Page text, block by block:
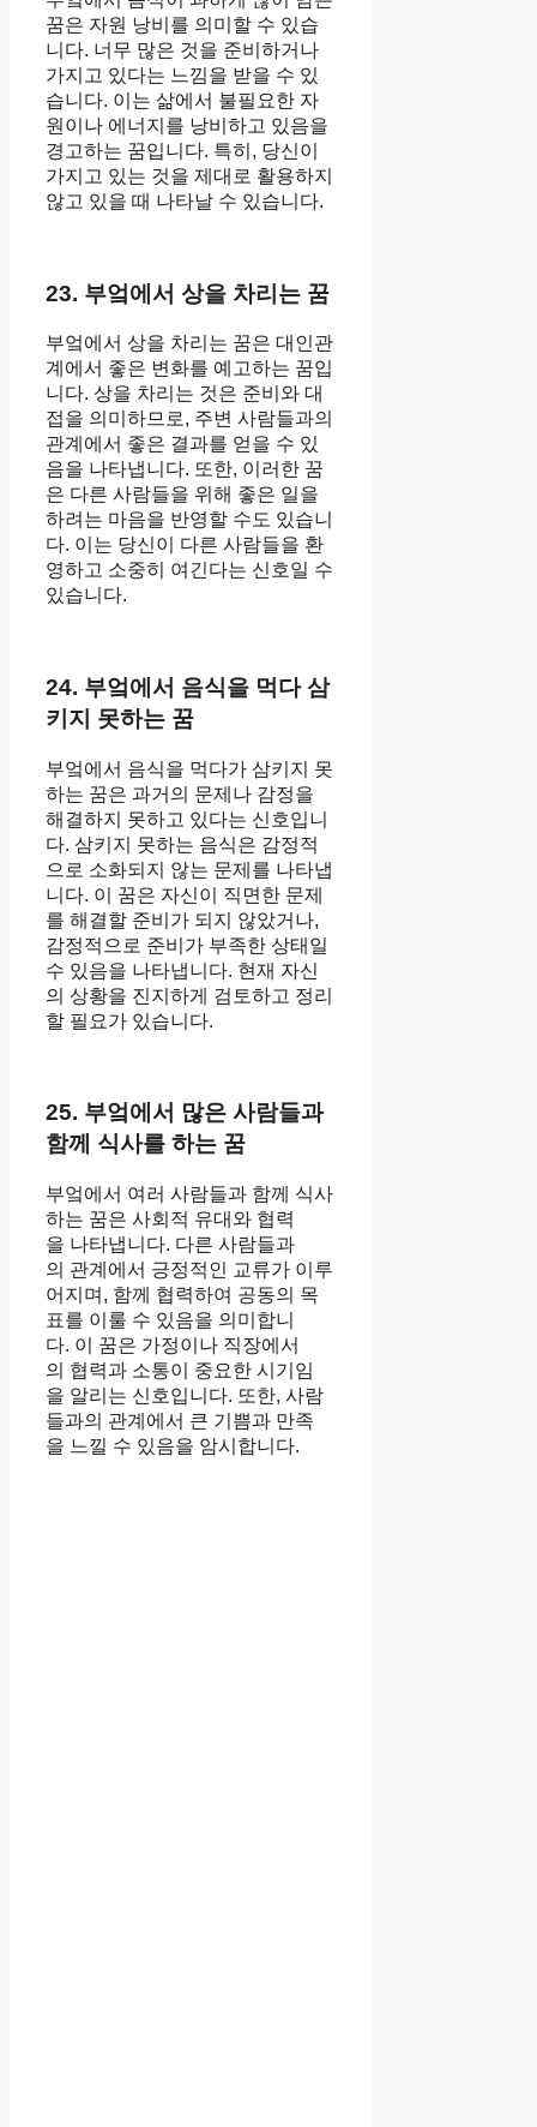
꿈은 자원 낭비를 의미할 수 있습
니다. 너무 많은 것을 준비하거나
가지고 있다는 느낌을 받을 수 있
습니다. 이는 삶에서 불필요한 자
원이나 에너지를 낭비하고 있음을
경고하는 꿈입니다. 특히, 당신이
가지고 있는 것을 제대로 활용하지
않고 있을 때 나타날 수 있습니다.
23. 부엌에서 상을 차리는 꿈
부엌에서 상을 차리는 꿈은 대인관
계에서 좋은 변화를 예고하는 꿈입
니다. 상을 차리는 것은 준비와 대
접을 의미하므로, 주변 사람들과의
관계에서 좋은 결과를 얻을 수 있
음을 나타냅니다. 또한, 이러한 꿈
은 다른 사람들을 위해 좋은 일을
하려는 마음을 반영할 수도 있습니
다. 이는 당신이 다른 사람들을 환
영하고 소중히 여긴다는 신호일 수
있습니다.
24. 부엌에서 음식을 먹다 삼
키지 못하는 꿈
부엌에서 음식을 먹다가 삼키지 못
하는 꿈은 과거의 문제나 감정을
해결하지 못하고 있다는 신호입니
다. 삼키지 못하는 음식은 감정적
으로 소화되지 않는 문제를 나타냅
니다. 이 꿈은 자신이 직면한 문제
를 해결할 준비가 되지 않았거나,
감정적으로 준비가 부족한 상태일
수 있음을 나타냅니다. 현재 자신
의 상황을 진지하게 검토하고 정리
할 필요가 있습니다.
25. 부엌에서 많은 사람들과
함께 식사를 하는 꿈
부엌에서 여러 사람들과 함께 식사
하는 꿈은 사회적 유대와 협력
을 나타냅니다. 다른 사람들과
의 관계에서 긍정적인 교류가 이루
어지며, 함께 협력하여 공동의 목
표를 이룰 수 있음을 의미합니
다. 이 꿈은 가정이나 직장에서
의 협력과 소통이 중요한 시기임
을 알리는 신호입니다. 또한, 사람
들과의 관계에서 큰 기쁨과 만족
을 느낄 수 있음을 암시합니다.